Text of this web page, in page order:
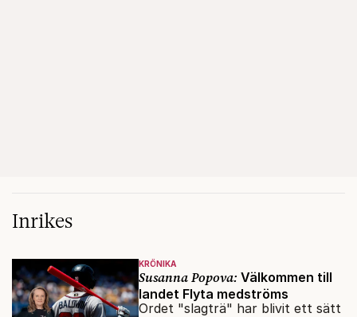
Inrikes
KRÖNIKA
Susanna Popova: Välkommen till
landet Flyta medströms
Ordet "slagträ" har blivit ett sätt